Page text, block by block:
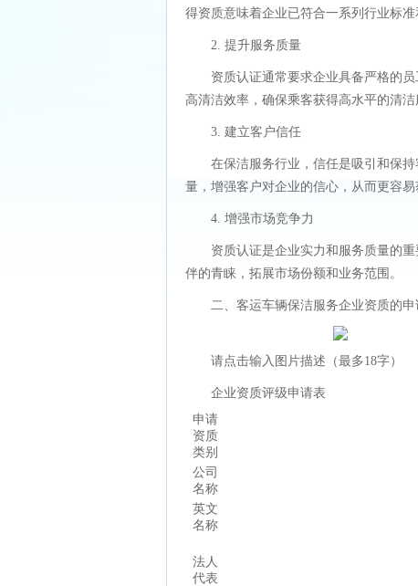
得资质意味着企业已符合一系列行业标
2. 提升服务质量
资质认证通常要求企业具备严格的
高清洁效率，确保乘客获得高水平的清
3. 建立客户信任
在保洁服务行业，信任是吸引和保
量，增强客户对企业的信心，从而更容易
4. 增强市场竞争力
资质认证是企业实力和服务质量的
伴的青睐，拓展市场份额和业务范围。
二、客运车辆保洁服务企业资质的
请点击输入图片描述（最多18字）
企业资质评级申请表
申请
资质
类别
公司
名称
英文
名称
法人
代表